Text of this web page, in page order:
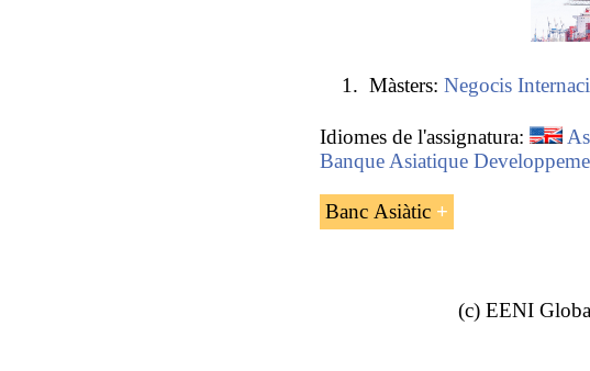
Màsters: Negocis
Idiomes de l'assignatura:
Banque Asiatique
Banc Asiàtic
desenvolupament dedicat a la
(c) EENI